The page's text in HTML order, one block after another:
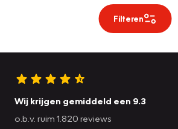
Filteren
Wij krijgen gemiddeld een 9.3
o.b.v. ruim 1.820 reviews